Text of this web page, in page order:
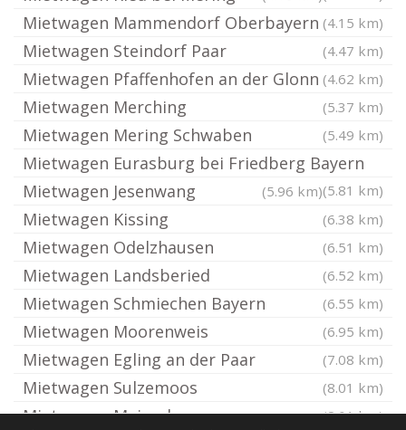
Mietwagen Mammendorf Oberbayern (4.15 km)
Mietwagen Steindorf Paar (4.47 km)
Mietwagen Pfaffenhofen an der Glonn (4.62 km)
Mietwagen Merching (5.37 km)
Mietwagen Mering Schwaben (5.49 km)
Mietwagen Eurasburg bei Friedberg Bayern
(5.81 km)
Mietwagen Jesenwang (5.96 km)
Mietwagen Kissing (6.38 km)
Mietwagen Odelzhausen (6.51 km)
Mietwagen Landsberied (6.52 km)
Mietwagen Schmiechen Bayern (6.55 km)
Mietwagen Moorenweis (6.95 km)
Mietwagen Egling an der Paar (7.08 km)
Mietwagen Sulzemoos (8.01 km)
Mietwagen Maisach (8.01 km)